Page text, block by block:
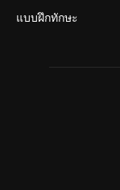
แบบฝึกทักษะ